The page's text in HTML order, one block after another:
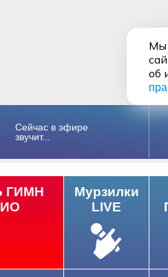
Сейчас в эфире
звучит...
ГИМН
Мурзилки
LIVE
Мы
об